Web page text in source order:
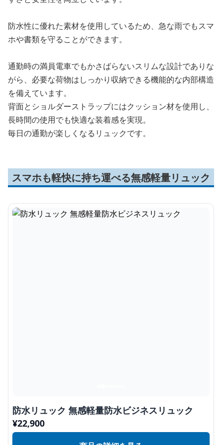
防水性に優れた素材を使用しているため、急な雨でもスマ
ホや書類を守ることができます。
通勤時の満員電車でもかさばらないスリムな設計でありな
がら、必要な荷物はしっかり収納できる機能的な内部構造
を備えています。
背面とショルダーストラップにはクッション材を使用し、
長時間の使用でも快適な装着感を実現。
毎日の通勤が楽しくなるリュックです。
スマホも軽快に持ち運べる無感軽量リュック
防水リュック 無感軽量防水ビジネスリュック
¥22,900